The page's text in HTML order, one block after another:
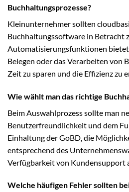
Buchhaltungsprozesse?
Kleinunternehmer sollten
Buchhaltungssoftware in Betracht
Automatisierungsfunktionen
Belegen oder das Verarbeiten von
Zeit zu sparen und die Effizienz zu
Wie wählt man das richtige
Beim Auswahlprozess sollte man
Benutzerfreundlichkeit und dem
Einhaltung der GoBD, die
entsprechend des
Verfügbarkeit von Kundensupport
Welche häufigen Fehler sollten